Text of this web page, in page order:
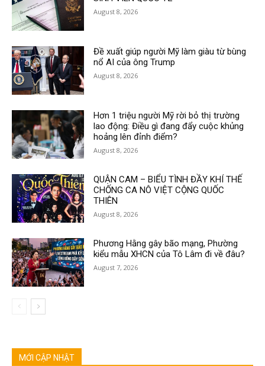
August 8, 2026
Đề xuất giúp người Mỹ làm giàu từ bùng
nổ AI của ông Trump
August 8, 2026
Hơn 1 triệu người Mỹ rời bỏ thị trường
lao động: Điều gì đang đẩy cuộc khủng
hoảng lên đỉnh điểm?
August 8, 2026
QUẬN CAM – BIỂU TÌNH ĐẦY KHÍ THẾ
CHỐNG CA NÔ VIỆT CỘNG QUỐC
THIÊN
August 8, 2026
Phương Hằng gây bão mạng, Phường
kiểu mẫu XHCN của Tô Lâm đi về đâu?
August 7, 2026
MỚI CẬP NHẬT